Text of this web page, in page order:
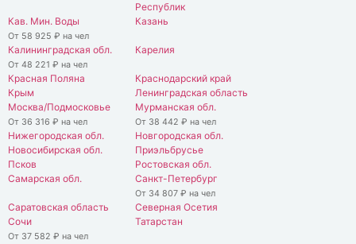
Республик
Кав. Мин. Воды
От 58 925 ₽ на чел
Казань
Калининградская обл.
От 48 221 ₽ на чел
Карелия
Красная Поляна
Краснодарский край
Крым
Ленинградская область
Москва/Подмосковье
От 36 316 ₽ на чел
Мурманская обл.
От 38 442 ₽ на чел
Нижегородская обл.
Новгородская обл.
Новосибирская обл.
Приэльбрусье
Псков
Ростовская обл.
Самарская обл.
Санкт-Петербург
От 34 807 ₽ на чел
Саратовская область
Северная Осетия
Сочи
От 37 582 ₽ на чел
Татарстан